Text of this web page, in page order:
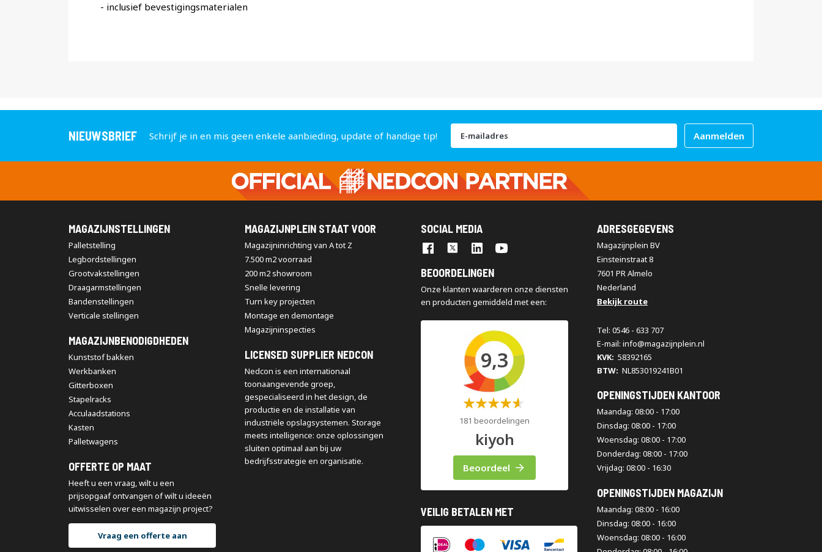
- inclusief bevestigingsmaterialen
NIEUWSBRIEF Schrijf je in en mis geen enkele aanbieding, update of handige tip!
Abonneer
op
onze
nieuwsbrief
Aanmelden
MAGAZIJNSTELLINGEN
Palletstelling
Legbordstellingen
Grootvakstellingen
Draagarmstellingen
Bandenstellingen
Verticale stellingen
MAGAZIJNBENODIGDHEDEN
Kunststof bakken
Werkbanken
Gitterboxen
Stapelracks
Acculaadstations
Kasten
Palletwagens
OFFERTE OP MAAT
Heeft u een vraag, wilt u een
prijsopgaaf ontvangen of wilt u ideeën
uitwisselen over een magazijn project?
Vraag een offerte aan
MAGAZIJNPLEIN STAAT VOOR
Magazijninrichting van A tot Z
7.500 m2 voorraad
200 m2 showroom
Snelle levering
Turn key projecten
Montage en demontage
Magazijninspecties
LICENSED SUPPLIER NEDCON
Nedcon is een internationaal
toonaangevende groep,
gespecialiseerd in het design, de
productie en de installatie van
industriële opslagsystemen. Storage
meets intelligence: onze oplossingen
sluiten optimaal aan bij uw
bedrijfsstrategie en organisatie.
SOCIAL MEDIA
BEOORDELINGEN
Onze klanten waarderen onze diensten
en producten gemiddeld met een:
9,3
Waardering:
181 beoordelingen
kiyoh
Beoordeel
VEILIG BETALEN MET
ADRESGEGEVENS
Magazijnplein BV
Einsteinstraat 8
7601 PR Almelo
Nederland
Bekijk route
Tel: 0546 - 633 707
E-mail: info@magazijnplein.nl
KVK: 58392165
BTW: NL853019241B01
OPENINGSTIJDEN KANTOOR
Maandag: 08:00 - 17:00
Dinsdag: 08:00 - 17:00
Woensdag: 08:00 - 17:00
Donderdag: 08:00 - 17:00
Vrijdag: 08:00 - 16:30
OPENINGSTIJDEN MAGAZIJN
Maandag: 08:00 - 16:00
Dinsdag: 08:00 - 16:00
Woensdag: 08:00 - 16:00